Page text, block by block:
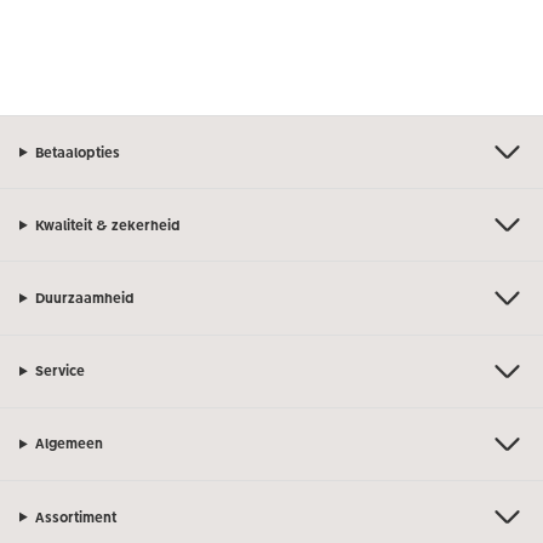
Betaalopties
Kwaliteit & zekerheid
Duurzaamheid
Service
Algemeen
Assortiment